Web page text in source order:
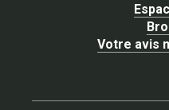
Votre avis